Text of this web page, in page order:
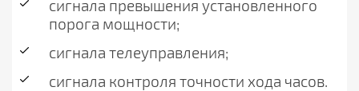
сигнала превышения установленного
порога мощности;
сигнала телеуправления;
сигнала контроля точности хода часов.